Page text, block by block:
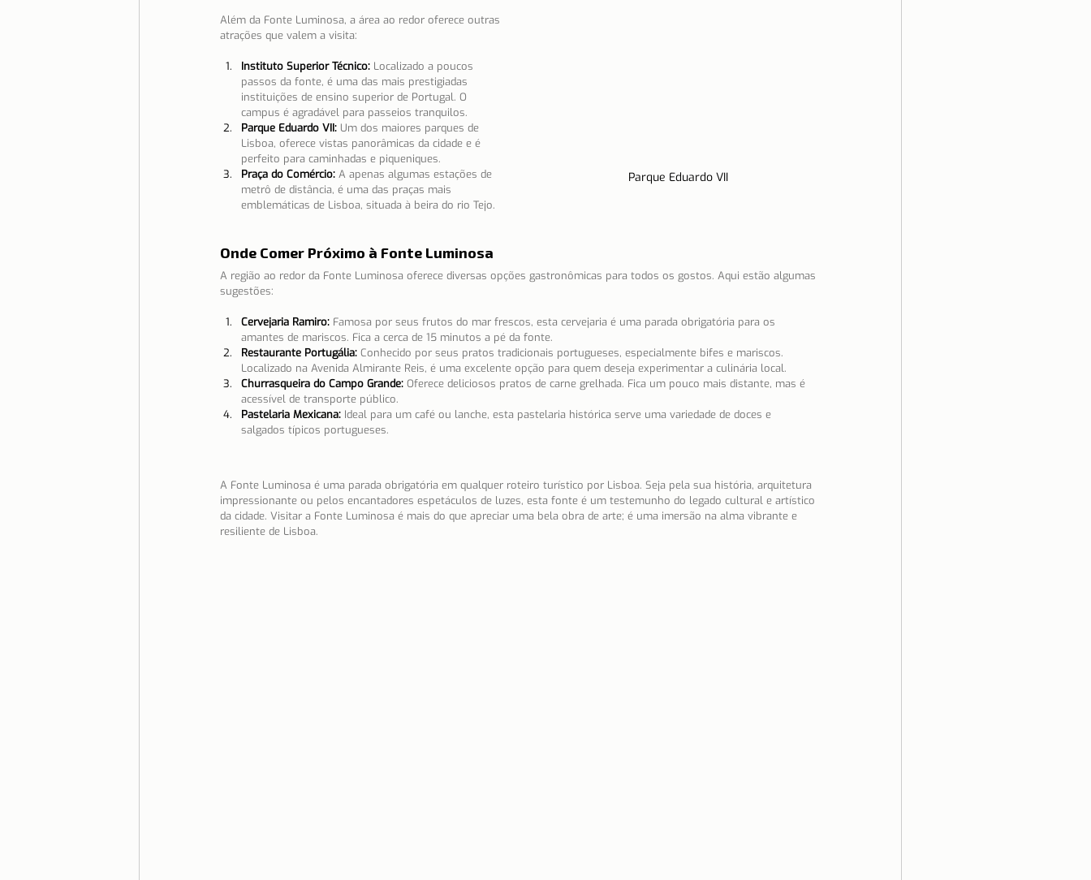
Parque Eduardo VII
Além da Fonte Luminosa, a área ao redor oferece outras
atrações que valem a visita:
Instituto Superior Técnico: Localizado a poucos
passos da fonte, é uma das mais prestigiadas
instituições de ensino superior de Portugal. O
campus é agradável para passeios tranquilos.
Parque Eduardo VII: Um dos maiores parques de
Lisboa, oferece vistas panorâmicas da cidade e é
perfeito para caminhadas e piqueniques.
Praça do Comércio: A apenas algumas estações de
metrô de distância, é uma das praças mais
emblemáticas de Lisboa, situada à beira do rio Tejo.
Onde Comer Próximo à Fonte Luminosa
A região ao redor da Fonte Luminosa oferece diversas opções gastronômicas para todos os gostos. Aqui estão algumas
sugestões:
Cervejaria Ramiro: Famosa por seus frutos do mar frescos, esta cervejaria é uma parada obrigatória para os
amantes de mariscos. Fica a cerca de 15 minutos a pé da fonte.
Restaurante Portugália: Conhecido por seus pratos tradicionais portugueses, especialmente bifes e mariscos.
Localizado na Avenida Almirante Reis, é uma excelente opção para quem deseja experimentar a culinária local.
Churrasqueira do Campo Grande: Oferece deliciosos pratos de carne grelhada. Fica um pouco mais distante, mas é
acessível de transporte público.
Pastelaria Mexicana: Ideal para um café ou lanche, esta pastelaria histórica serve uma variedade de doces e
salgados típicos portugueses.
A Fonte Luminosa é uma parada obrigatória em qualquer roteiro turístico por Lisboa. Seja pela sua história, arquitetura
impressionante ou pelos encantadores espetáculos de luzes, esta fonte é um testemunho do legado cultural e artístico
da cidade. Visitar a Fonte Luminosa é mais do que apreciar uma bela obra de arte; é uma imersão na alma vibrante e
resiliente de Lisboa.